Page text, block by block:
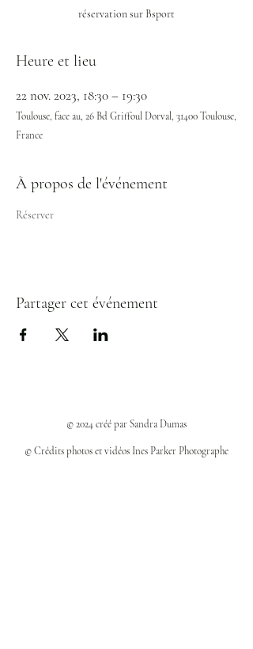
réservation sur Bsport
Heure et lieu
22 nov. 2023, 18:30 – 19:30
Toulouse, face au, 26 Bd Griffoul Dorval, 31400 Toulouse,
France
À propos de l'événement
Réserver
Partager cet événement
© 2024 créé par Sandra Dumas
© Crédits photos et vidéos Ines Parker Photographe